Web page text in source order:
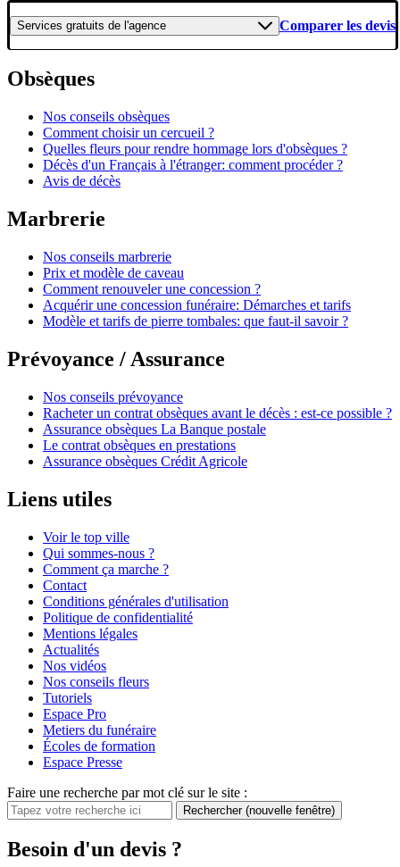
Services gratuits de l'agence Comparer les devis
Obsèques
Nos conseils obsèques
Comment choisir un cercueil ?
Quelles fleurs pour rendre hommage lors d'obsèques ?
Décès d'un Français à l'étranger: comment procéder ?
Avis de décès
Marbrerie
Nos conseils marbrerie
Prix et modèle de caveau
Comment renouveler une concession ?
Acquérir une concession funéraire: Démarches et tarifs
Modèle et tarifs de pierre tombales: que faut-il savoir ?
Prévoyance / Assurance
Nos conseils prévoyance
Racheter un contrat obsèques avant le décès : est-ce possible ?
Assurance obsèques La Banque postale
Le contrat obsèques en prestations
Assurance obsèques Crédit Agricole
Liens utiles
Voir le top ville
Qui sommes-nous ?
Comment ça marche ?
Contact
Conditions générales d'utilisation
Politique de confidentialité
Mentions légales
Actualités
Nos vidéos
Nos conseils fleurs
Tutoriels
Espace Pro
Metiers du funéraire
Écoles de formation
Espace Presse
Faire une recherche par mot clé sur le site :
Rechercher (nouvelle fenêtre)
Besoin d'un devis ?